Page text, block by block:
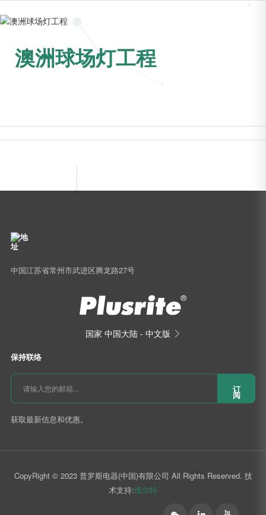
澳洲球场灯工程
中国江苏省常州市武进区腾龙路27号
国家 中国大陆 - 中文版 
保持联络
订
阅
获取最新信息和优惠。
CopyRight © 2023 普罗斯电器(中国)有限公司 All Rights Reserved. 技
术支持:维尔特